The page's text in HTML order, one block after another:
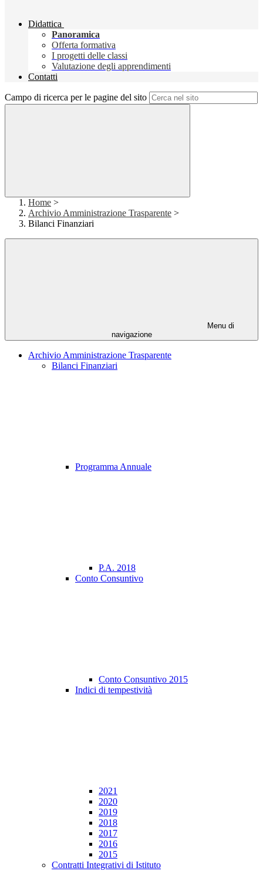
Didattica
Panoramica
Offerta formativa
I progetti delle classi
Valutazione degli apprendimenti
Contatti
Campo di ricerca per le pagine del sito
Home >
Archivio Amministrazione Trasparente >
Bilanci Finanziari
Menu di
navigazione
Archivio Amministrazione Trasparente
Bilanci Finanziari
Programma Annuale
P.A. 2018
Conto Consuntivo
Conto Consuntivo 2015
Indici di tempestività
2021
2020
2019
2018
2017
2016
2015
Contratti Integrativi di Istituto